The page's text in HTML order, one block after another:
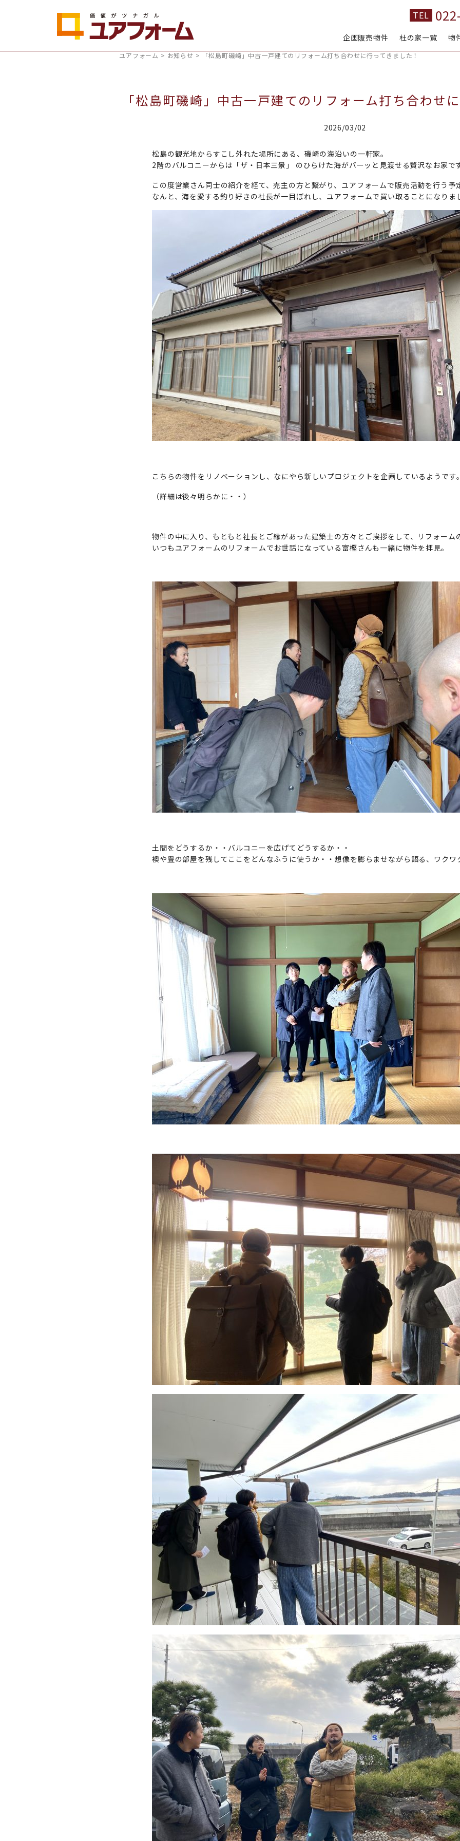
TEL
企画販売物件
一覧
木の実 form
杜の家一覧 物
ユアフォーム > お知らせ > 「松島町磯崎」中古一戸建てのリフォーム打ち合わせに行ってきました！
「松島町磯崎」中古一戸建てのリフォーム打ち合わせ
2026/03/02
松島の観光地からすこし外れた場所にある、磯崎の海沿いの一軒家。
2階のバルコニーからは「ザ・日本三景」 のひらけた海がバーッと見渡せる贅沢なお家です
この度営業さん同士の紹介を経て、売主の方と繋がり、ユアフォームで販売活動を行う予
なんと、海を愛する釣り好きの社長が一目ぼれし、ユアフォームで買い取ることになりま
こちらの物件をリノベーションし、なにやら新しいプロジェクトを企画しているようです。
（詳細は後々明らかに・・）
物件の中に入り、もともと社長とご縁があった建築士の方々とご挨拶をして、リフォーム
いつもユアフォームのリフォームでお世話になっている富樫さんも一緒に物件を拝見。
土間をどうするか・・バルコニーを広げてどうするか・・
襖や畳の部屋を残してここをどんなふうに使うか・・想像を膨らませながら語る、ワクワ